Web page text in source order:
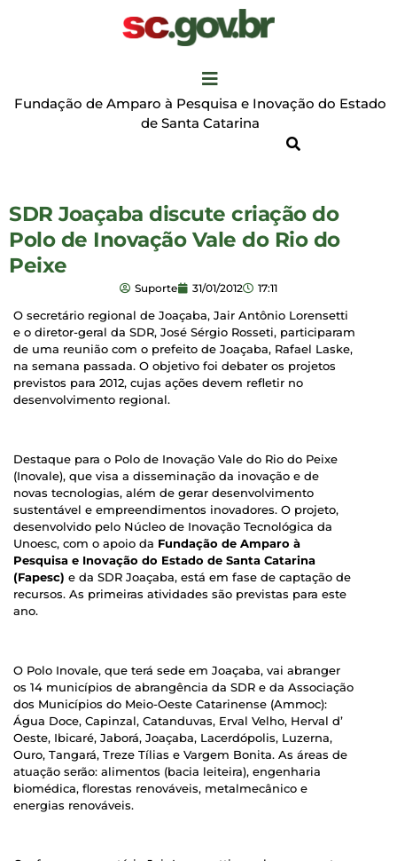
Fundação de Amparo à Pesquisa e Inovação do Estado
de Santa Catarina
SDR Joaçaba discute criação do
Polo de Inovação Vale do Rio do
Peixe
Suporte 31/01/2012 17:11
O secretário regional de Joaçaba, Jair Antônio Lorensetti
e o diretor-geral da SDR, José Sérgio Rosseti, participaram
de uma reunião com o prefeito de Joaçaba, Rafael Laske,
na semana passada. O objetivo foi debater os projetos
previstos para 2012, cujas ações devem refletir no
desenvolvimento regional.
Destaque para o Polo de Inovação Vale do Rio do Peixe
(Inovale), que visa a disseminação da inovação e de
novas tecnologias, além de gerar desenvolvimento
sustentável e empreendimentos inovadores. O projeto,
desenvolvido pelo Núcleo de Inovação Tecnológica da
Unoesc, com o apoio da Fundação de Amparo à
Pesquisa e Inovação do Estado de Santa Catarina
(Fapesc) e da SDR Joaçaba, está em fase de captação de
recursos. As primeiras atividades são previstas para este
ano.
O Polo Inovale, que terá sede em Joaçaba, vai abranger
os 14 municípios de abrangência da SDR e da Associação
dos Municípios do Meio-Oeste Catarinense (Ammoc):
Água Doce, Capinzal, Catanduvas, Erval Velho, Herval d’
Oeste, Ibicaré, Jaborá, Joaçaba, Lacerdópolis, Luzerna,
Ouro, Tangará, Treze Tílias e Vargem Bonita. As áreas de
atuação serão: alimentos (bacia leiteira), engenharia
biomédica, florestas renováveis, metalmecânico e
energias renováveis.